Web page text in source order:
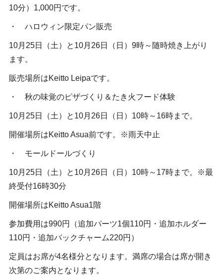
10分）1,000円です。
・ ハロウィン限定パン販売
10月25日（土）と10月26日（日）9時～随時焼き上がり
ます。
販売場所はKeitto Leipaです。
・ 秋の味覚のピザづくり＆たき火フード体験
10月25日（土）と10月26日（日）10時～16時まで。
開催場所はKeitto Asua前です。※雨天中止
・ モールドールづくり
10月25日（土）と10月26日（日）10時～17時まで。※最
終受付16時30分
開催場所はKeitto Asua1階
参加費用は990円（追加パーツ1個110円・追加ホルダー
110円・追加バックチャーム220円）
定員はお席が4名様分となります。満席の場合は席が開き
次第のご案内となります。